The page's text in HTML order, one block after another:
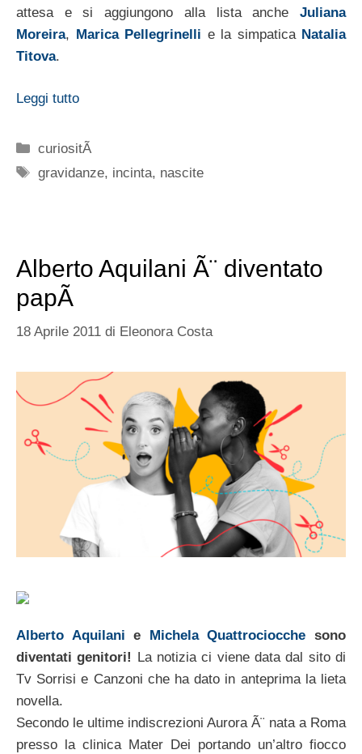
attesa e si aggiungono alla lista anche Juliana
Moreira, Marica Pellegrinelli e la simpatica Natalia
Titova.
Leggi tutto
Categorie
curiositÃ
Tag
gravidanze, incinta, nascite
Alberto Aquilani Ã¨ diventato
papÃ
18 Aprile 2011 di Eleonora Costa
Alberto Aquilani e Michela Quattrociocche sono
diventati genitori!
La notizia ci viene data dal sito di
Tv Sorrisi e Canzoni che ha dato in anteprima la lieta
novella.
Secondo le ultime indiscrezioni Aurora Ã¨ nata a Roma
presso la clinica Mater Dei portando un’altro fiocco